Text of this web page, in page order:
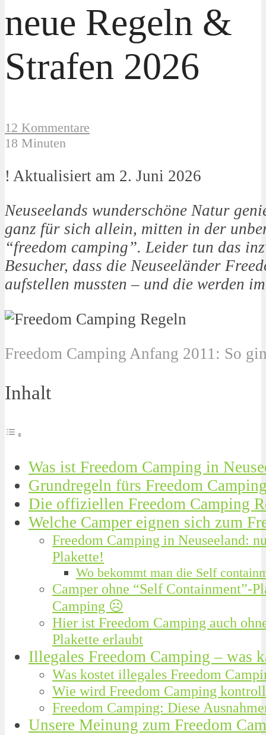
neue Regeln &
Strafen 2026
12 Kommentare
18 Minuten
! Aktualisiert am 2. Juni 2026
Neuseelands wunderschöne Natur
ganz für sich allein, mitten in der
“freedom camping”. Leider tun das
Besucher, dass die Neuseeländer
aufstellen mussten – und die werden
Freedom Camping Anfang 2011: So
Inhalt
Was ist Freedom Camping in
Grundregeln fürs Freedom
Die offiziellen Freedom Camping
Welche Camper eignen sich zum
Freedom Camping in Neuseeland:
Plakette!
Wo bekommt man die Self
Camper ohne “Self Containment”-
Camping ☹️
Hier ist Freedom Camping auch
Plakette erlaubt
Illegales Freedom Camping – was
Was kostet illegales Freedom
Wie wird Freedom Camping
Freedom Camping: Diese
Unsere Meinung zum Freedom